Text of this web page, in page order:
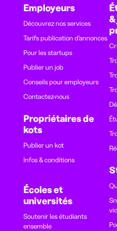
Employeurs
Découvrez nos services
Tarifs publication d’annonces
Pour les startups
Publier un job
Conseils pour employeurs
Contactez-nous
Propriétaires de
kots
Publier un kot
Infos & conditions
Écoles et
universités
Soutenir les étudiants
ensemble